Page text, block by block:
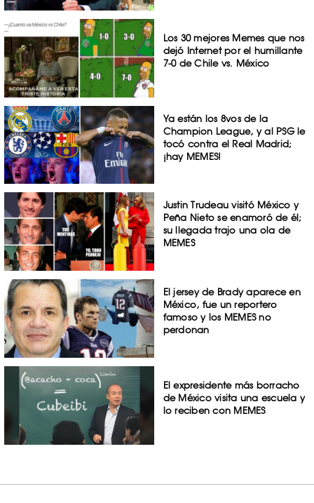
Los 30 mejores Memes que nos
dejó Internet por el humillante
7-0 de Chile vs. México
Ya están los 8vos de la
Champion League, y al PSG le
tocó contra el Real Madrid;
¡hay MEMES!
Justin Trudeau visitó México y
Peña Nieto se enamoró de él;
su llegada trajo una ola de
MEMES
El jersey de Brady aparece en
México, fue un reportero
famoso y los MEMES no
perdonan
El expresidente más borracho
de México visita una escuela y
lo reciben con MEMES